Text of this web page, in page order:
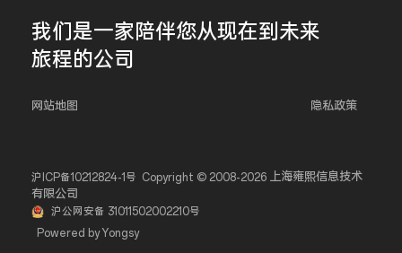
我们是一家陪伴您从现在到未来
旅程的公司
网站地图 隐私政策
沪ICP备10212824-1号 Copyright © 2008-2026 上海雍熙信息技术
有限公司
沪公网安备 31011502002210号
Powered by Yongsy